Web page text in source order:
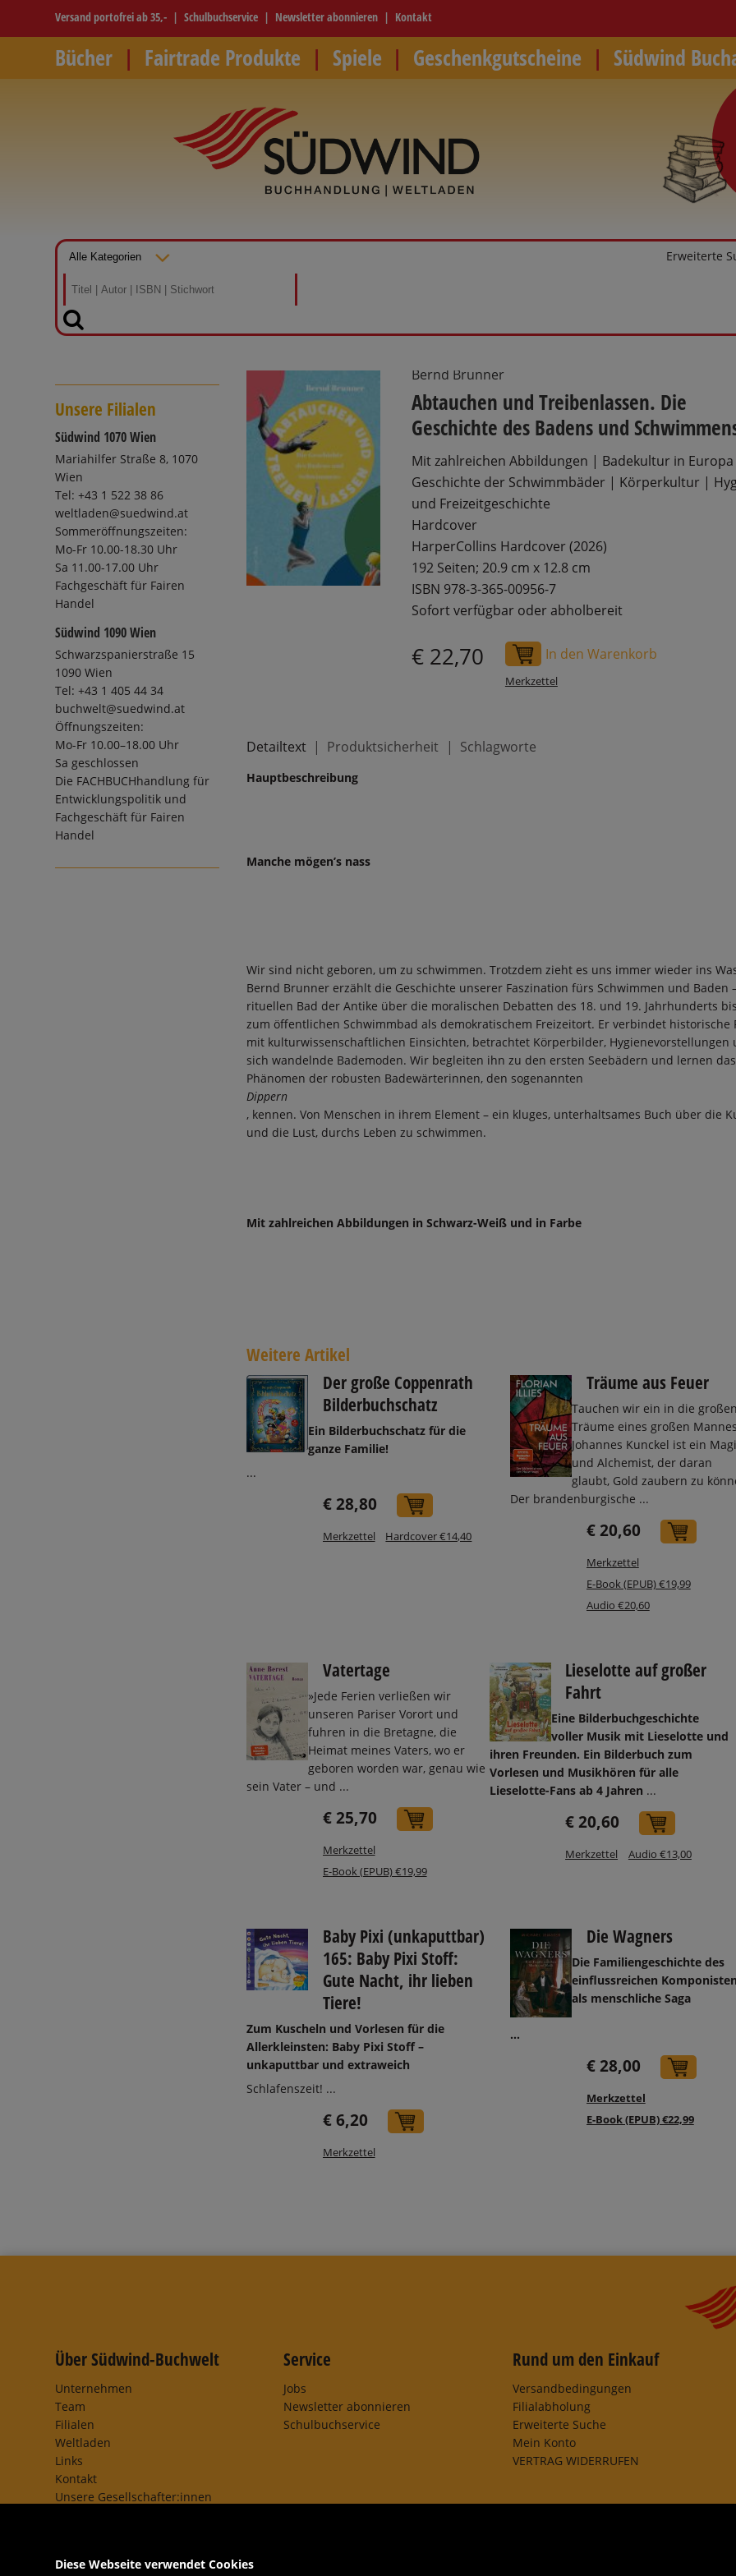
Versand portofrei ab 35,- Schulbuchservice Newsletter abonnieren Kontakt
Bücher Fairtrade Produkte Spiele Geschenkgutscheine Südwind
Erweiterte
Unsere Filialen
Südwind 1070 Wien
Mariahilfer Straße 8, 1070
Wien
Tel: +43 1 522 38 86
weltladen@suedwind.at
Sommeröffnungszeiten:
Mo-Fr 10.00-18.30 Uhr
Sa 11.00-17.00 Uhr
Fachgeschäft für Fairen
Handel
Südwind 1090 Wien
Schwarzspanierstraße 15
1090 Wien
Tel: +43 1 405 44 34
buchwelt@suedwind.at
Öffnungszeiten:
Mo-Fr 10.00–18.00 Uhr
Sa geschlossen
Die FACHBUCHhandlung für
Entwicklungspolitik und
Fachgeschäft für Fairen
Handel
Bernd Brunner
Abtauchen und Treibenlassen. Die
Geschichte des Badens und
Mit zahlreichen Abbildungen | Badekultur in
Geschichte der Schwimmbäder | Körperkultur |
und Freizeitgeschichte
Hardcover
HarperCollins Hardcover (2026)
192 Seiten; 20.9 cm x 12.8 cm
ISBN 978-3-365-00956-7
Sofort verfügbar oder abholbereit
€ 22,70 In den Warenkorb
Merkzettel
Detailtext Produktsicherheit Schlagworte
Hauptbeschreibung
Manche mögen’s nass
Wir sind nicht geboren, um zu schwimmen. Trotzdem zieht es uns immer wieder ins
Bernd Brunner erzählt die Geschichte unserer Faszination fürs Schwimmen und Baden
rituellen Bad der Antike über die moralischen Debatten des 18. und 19. Jahrhunderts
zum öffentlichen Schwimmbad als demokratischem Freizeitort. Er verbindet historische
mit kulturwissenschaftlichen Einsichten, betrachtet Körperbilder, Hygienevorstellungen
sich wandelnde Bademoden. Wir begleiten ihn zu den ersten Seebädern und lernen das
Phänomen der robusten Badewärterinnen, den sogenannten
Dippern
, kennen. Von Menschen in ihrem Element – ein kluges, unterhaltsames Buch über die
und die Lust, durchs Leben zu schwimmen.
Mit zahlreichen Abbildungen in Schwarz-Weiß und in Farbe
Weitere Artikel
Der große Coppenrath
Bilderbuchschatz
Ein Bilderbuchschatz für die
ganze Familie!
...
€ 28,80 In den Warenkorb
Merkzettel Hardcover €14,40
Träume aus Feuer
Tauchen wir ein in die großen
Träume eines großen
Johannes Kunckel ist ein
und Alchemist, der daran
glaubt, Gold zaubern zu
Der brandenburgische ...
€ 20,60
Merkzettel
E-Book (EPUB) €19,99
Audio €20,60
Vatertage
»Jede Ferien verließen wir
unseren Pariser Vorort und
fuhren in die Bretagne, die
Heimat meines Vaters, wo er
geboren worden war, genau wie
sein Vater – und ...
€ 25,70
Merkzettel
E-Book (EPUB) €19,99
Lieselotte auf großer
Fahrt
Eine Bilderbuchgeschichte
voller Musik mit Lieselotte und
ihren Freunden. Ein Bilderbuch zum
Vorlesen und Musikhören für alle
Lieselotte-Fans ab 4 Jahren ...
€ 20,60
Merkzettel Audio €13,00
Baby Pixi (unkaputtbar)
165: Baby Pixi Stoff:
Gute Nacht, ihr lieben
Tiere!
Zum Kuscheln und Vorlesen für die
Allerkleinsten: Baby Pixi Stoff –
unkaputtbar und extraweich
Schlafenszeit! ...
€ 6,20
Merkzettel
Die Wagners
Die Familiengeschichte des
einflussreichen Komponisten
als menschliche Saga
...
€ 28,00
Merkzettel
E-Book (EPUB) €22,99
Über Südwind-Buchwelt
Unternehmen
Team
Filialen
Weltladen
Links
Kontakt
Unsere Gesellschafter:innen
Freund:innen
Service
Jobs
Newsletter abonnieren
Schulbuchservice
Rund um den Einkauf
Versandbedingungen
Filialabholung
Erweiterte Suche
Mein Konto
VERTRAG WIDERRUFEN
Diese Webseite verwendet Cookies